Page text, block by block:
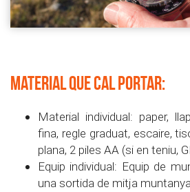
Material que cal portar:
Material individual: paper,
fina, regle graduat, escaire,
plana, 2 piles AA (si en teniu,
Equip individual: Equip de
una sortida de mitja muntanya